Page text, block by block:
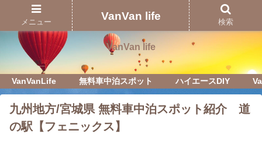
Just another WordPress site
VanVan life
VanVanLife 無料車中泊スポット ハイエースDIY
九州地方/宮城県 無料車中泊スポット紹介 道
の駅【フェニックス】
メニュー VanVan life 検索